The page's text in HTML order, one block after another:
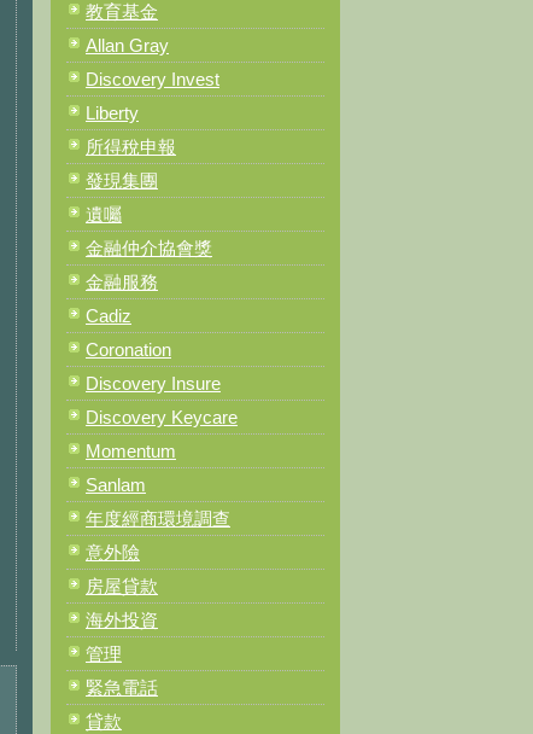
教育基金
Allan Gray
Discovery Invest
Liberty
所得稅申報
發現集團
遺囑
金融仲介協會獎
金融服務
Cadiz
Coronation
Discovery Insure
Discovery Keycare
Momentum
Sanlam
年度經商環境調查
意外險
房屋貸款
海外投資
管理
緊急電話
貸款